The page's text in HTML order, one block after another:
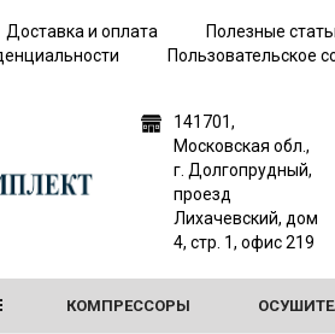
Доставка и оплата Полезные
Пользовательское
141701,
Московская обл.,
г. Долгопрудный,
проезд
Лихачевский, дом
4, стр. 1, офис 219
оборудование для
КОМПРЕССОРЫ